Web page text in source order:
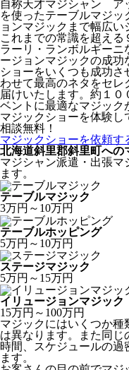
自称天才マジシャン ア
を使ったテーブルマジ
ョンマジックまで幅広い
これまでの常識を超える
ラーリ・ランボルギーニ
ージョンマジックの成功
ショーをいくつも成功
わせて最高のネタをセレ
届けいたします。約１０
ベントに最適なマジック
マジックショーを体験し
相談無料！
マジックショーを依頼す
北海道斜里郡斜里町への
マジシャン派遣・出張マ
ます。
テーブルマジック
3万円～10万円
テーブルホッピング
5万円～10万円
ステージマジック
5万円～15万円
イリュージョンマジック
15万円～100万円
マジックにはいくつか種
は異なります。また同じ
時間、スケジュールの過
ます。